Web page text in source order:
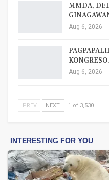
MMDA,
Aug 6, 2026
Aug 6, 2026
PREV NEXT 1 of 3,530